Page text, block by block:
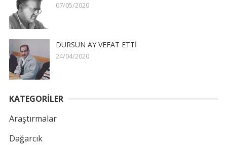
07/05/2020
DURSUN AY VEFAT ETTİ
24/04/2020
KATEGORİLER
Araştırmalar
Dağarcık